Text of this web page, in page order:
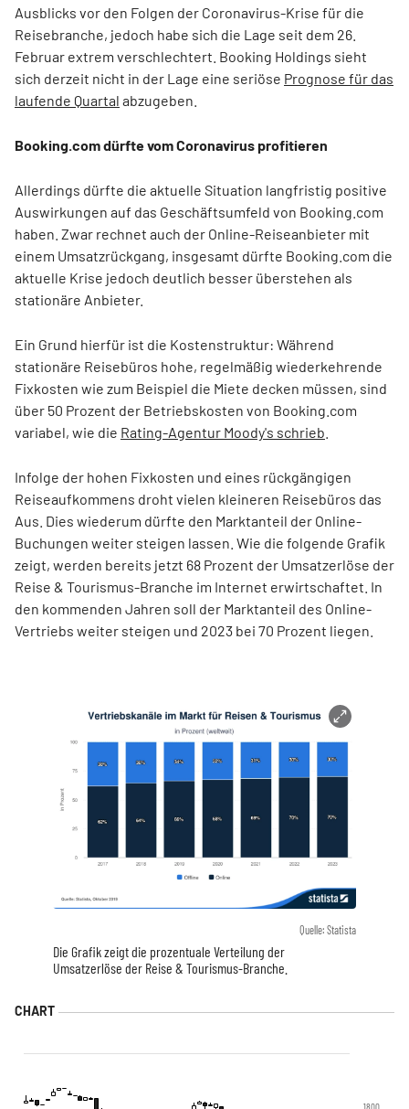
Ausblicks vor den Folgen der Coronavirus-Krise für die
Reisebranche, jedoch habe sich die Lage seit dem 26.
Februar extrem verschlechtert. Booking Holdings sieht
sich derzeit nicht in der Lage eine seriöse Prognose für das
laufende Quartal abzugeben.
Booking.com dürfte vom Coronavirus profitieren
Allerdings dürfte die aktuelle Situation langfristig positive
Auswirkungen auf das Geschäftsumfeld von Booking.com
haben. Zwar rechnet auch der Online-Reiseanbieter mit
einem Umsatzrückgang, insgesamt dürfte Booking.com die
aktuelle Krise jedoch deutlich besser überstehen als
stationäre Anbieter.
Ein Grund hierfür ist die Kostenstruktur: Während
stationäre Reisebüros hohe, regelmäßig wiederkehrende
Fixkosten wie zum Beispiel die Miete decken müssen, sind
über 50 Prozent der Betriebskosten von Booking.com
variabel, wie die Rating-Agentur Moody's schrieb
Infolge der hohen Fixkosten und eines rückgängigen
Reiseaufkommens droht vielen kleineren Reisebüros das
Aus. Dies wiederum dürfte den Marktanteil der Online-
Buchungen weiter steigen lassen. Wie die folgende Grafik
zeigt, werden bereits jetzt 68 Prozent der Umsatzerlöse der
Reise & Tourismus-Branche im Internet erwirtschaftet. In
den kommenden Jahren soll der Marktanteil des Online-
Vertriebs weiter steigen und 2023 bei 70 Prozent liegen.
Quelle: Statista
Die Grafik zeigt die prozentuale Verteilung der
Umsatzerlöse der Reise & Tourismus-Branche.